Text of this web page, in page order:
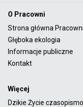
O Pracowni
Strona główna Pracowni
Głęboka ekologia
Informacje publiczne
Kontakt
Więcej
Dzikie Życie czasopismo